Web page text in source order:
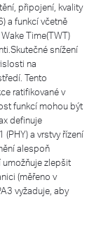
připojení, kvality
a funkcí včetně
Time(TWT)
snížení
na
Tento
ratifikované v
funkcí mohou být
definuje
a vrstvy řízení
alespoň
umožňuje zlepšit
(měřeno v
vyžaduje, aby